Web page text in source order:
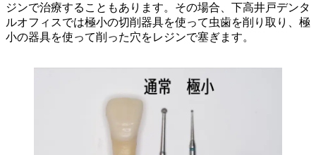
ジンで治療することもあります。その場合、下高井戸デンタ
ルオフィスでは極小の切削器具を使って虫歯を削り取り、極
小の器具を使って削った穴をレジンで塞ぎます。